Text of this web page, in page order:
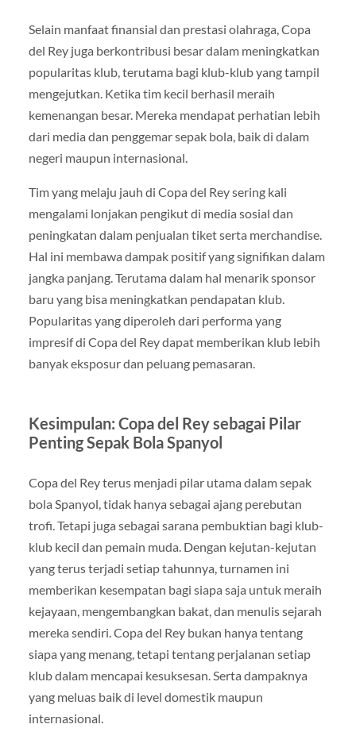
Selain manfaat finansial dan prestasi olahraga, Copa
del Rey juga berkontribusi besar dalam meningkatkan
popularitas klub, terutama bagi klub-klub yang tampil
mengejutkan. Ketika tim kecil berhasil meraih
kemenangan besar. Mereka mendapat perhatian lebih
dari media dan penggemar sepak bola, baik di dalam
negeri maupun internasional.
Tim yang melaju jauh di Copa del Rey sering kali
mengalami lonjakan pengikut di media sosial dan
peningkatan dalam penjualan tiket serta merchandise.
Hal ini membawa dampak positif yang signifikan dalam
jangka panjang. Terutama dalam hal menarik sponsor
baru yang bisa meningkatkan pendapatan klub.
Popularitas yang diperoleh dari performa yang
impresif di Copa del Rey dapat memberikan klub lebih
banyak eksposur dan peluang pemasaran.
Kesimpulan: Copa del Rey sebagai Pilar
Penting Sepak Bola Spanyol
Copa del Rey terus menjadi pilar utama dalam sepak
bola Spanyol, tidak hanya sebagai ajang perebutan
trofi. Tetapi juga sebagai sarana pembuktian bagi klub-
klub kecil dan pemain muda. Dengan kejutan-kejutan
yang terus terjadi setiap tahunnya, turnamen ini
memberikan kesempatan bagi siapa saja untuk meraih
kejayaan, mengembangkan bakat, dan menulis sejarah
mereka sendiri. Copa del Rey bukan hanya tentang
siapa yang menang, tetapi tentang perjalanan setiap
klub dalam mencapai kesuksesan. Serta dampaknya
yang meluas baik di level domestik maupun
internasional.